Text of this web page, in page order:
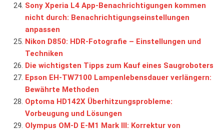
Sony Xperia L4 App-Benachrichtigungen kommen
nicht durch: Benachrichtigungseinstellungen
anpassen
Nikon D850: HDR-Fotografie – Einstellungen und
Techniken
Die wichtigsten Tipps zum Kauf eines Saugroboters
Epson EH-TW7100 Lampenlebensdauer verlängern:
Bewährte Methoden
Optoma HD142X Überhitzungsprobleme:
Vorbeugung und Lösungen
Olympus OM-D E-M1 Mark III: Korrektur von